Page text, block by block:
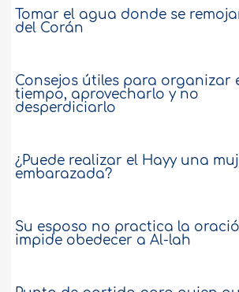
Tomar el agua donde se
del Corán
Consejos útiles para organizar
tiempo, aprovecharlo y no
desperdiciarlo
¿Puede realizar el Hayy una
embarazada?
Su esposo no practica la
impide obedecer a Al-lah